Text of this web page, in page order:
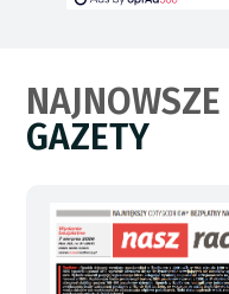
NAJNOWSZE
GAZETY